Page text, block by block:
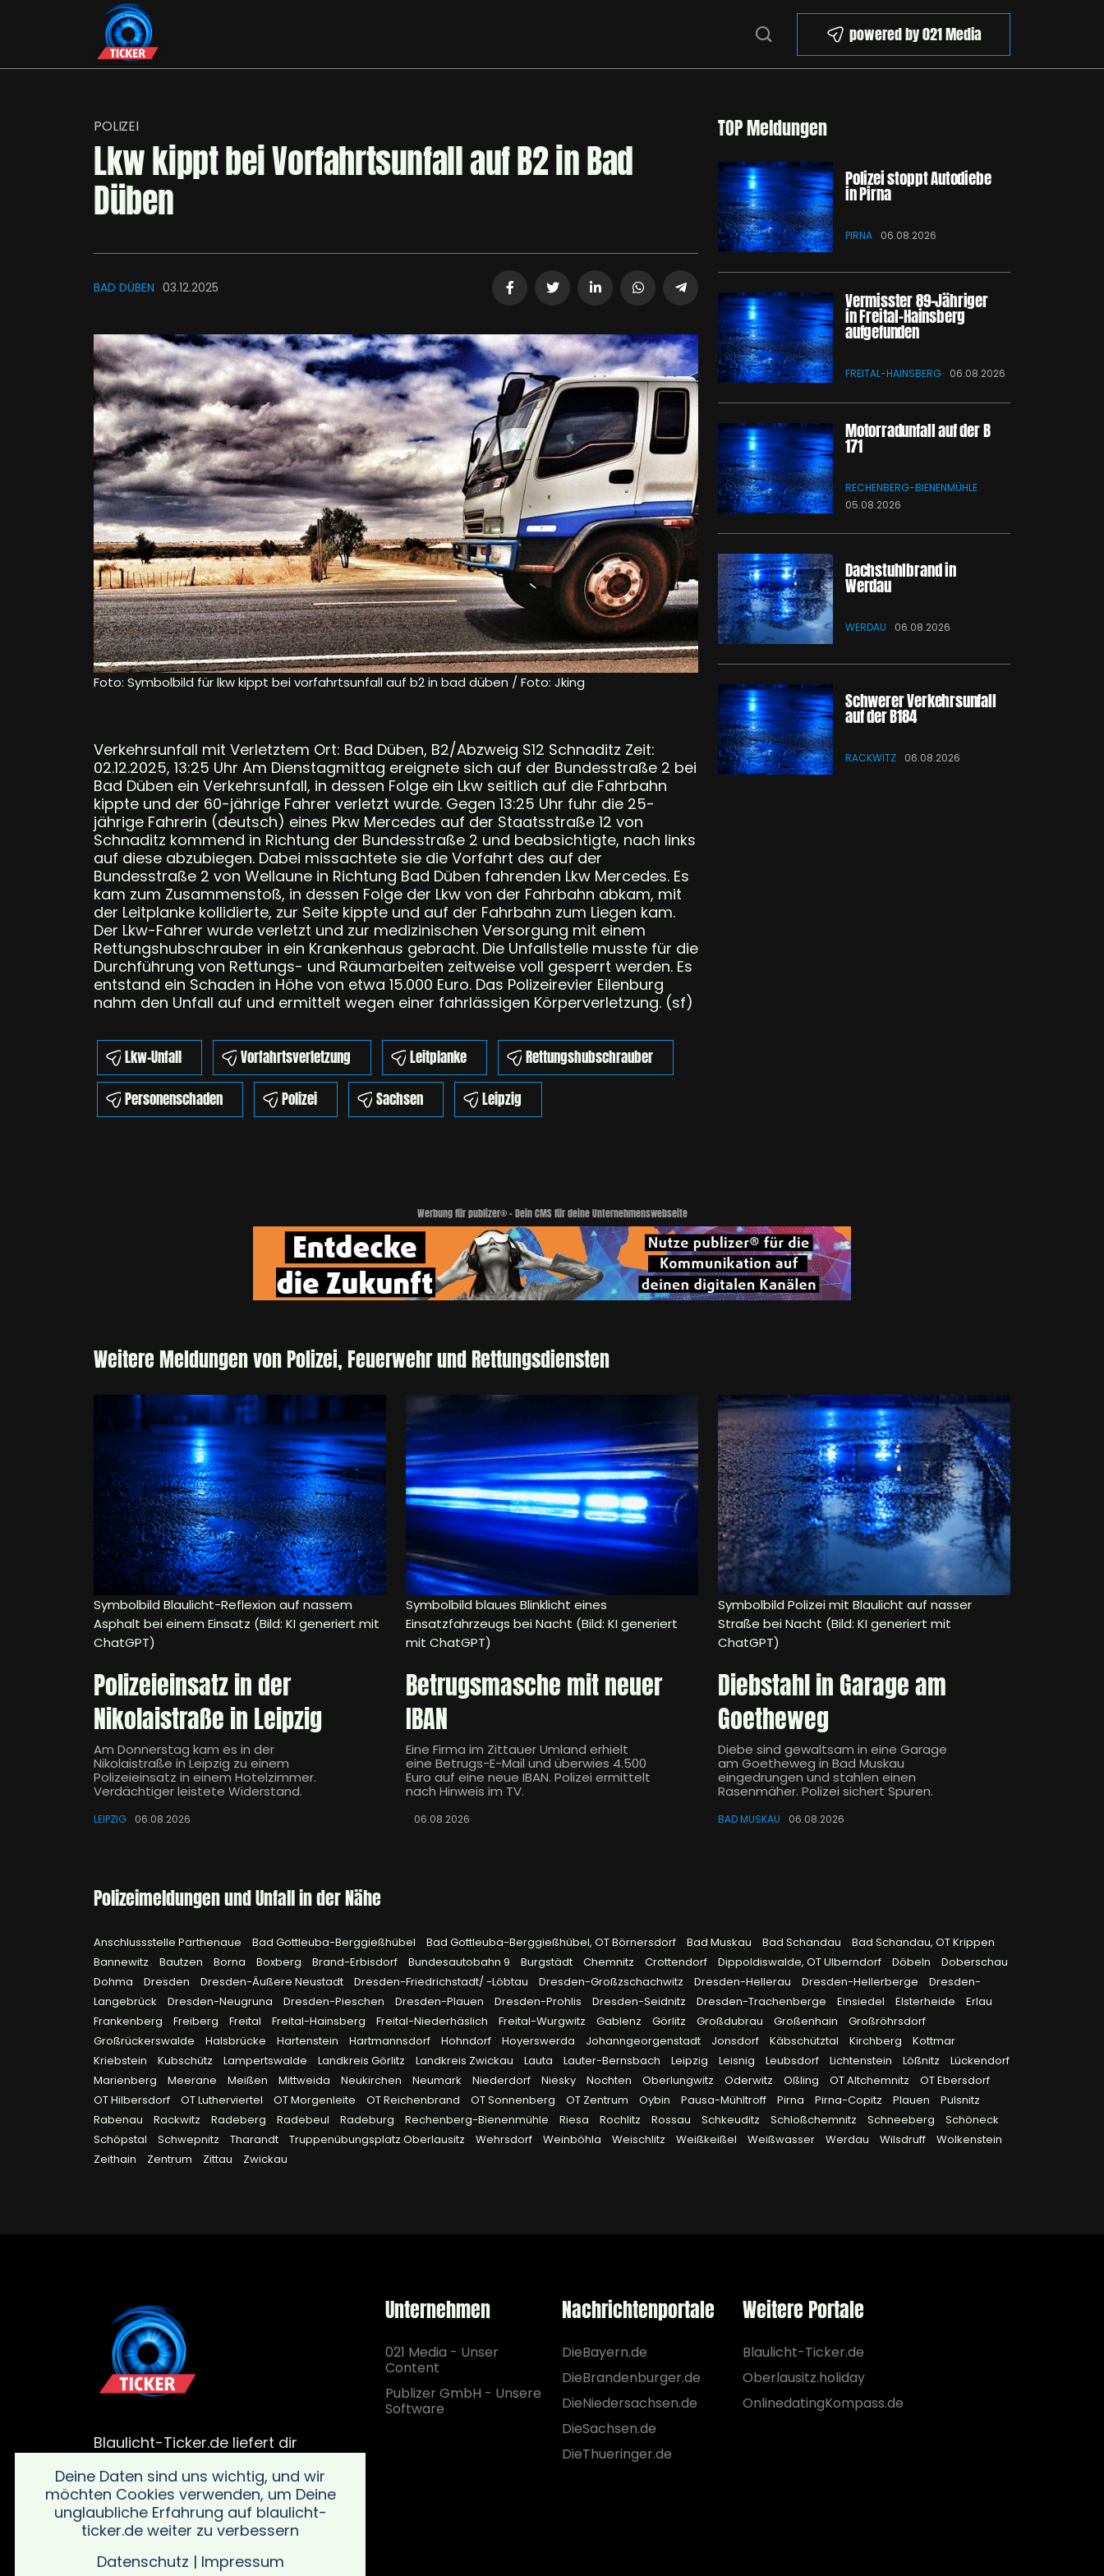
powered by 021 Media
POLIZEI
Lkw kippt bei Vorfahrtsunfall auf B2 in Bad
Düben
BAD DÜBEN 03.12.2025
Foto: Symbolbild für lkw kippt bei vorfahrtsunfall auf b2 in bad düben / Foto: Jking
Verkehrsunfall mit Verletztem Ort: Bad Düben, B2/Abzweig S12 Schnaditz Zeit:
02.12.2025, 13:25 Uhr Am Dienstagmittag ereignete sich auf der Bundesstraße 2 bei
Bad Düben ein Verkehrsunfall, in dessen Folge ein Lkw seitlich auf die Fahrbahn
kippte und der 60-jährige Fahrer verletzt wurde. Gegen 13:25 Uhr fuhr die 25-
jährige Fahrerin (deutsch) eines Pkw Mercedes auf der Staatsstraße 12 von
Schnaditz kommend in Richtung der Bundesstraße 2 und beabsichtigte, nach links
auf diese abzubiegen. Dabei missachtete sie die Vorfahrt des auf der
Bundesstraße 2 von Wellaune in Richtung Bad Düben fahrenden Lkw Mercedes. Es
kam zum Zusammenstoß, in dessen Folge der Lkw von der Fahrbahn abkam, mit
der Leitplanke kollidierte, zur Seite kippte und auf der Fahrbahn zum Liegen kam.
Der Lkw-Fahrer wurde verletzt und zur medizinischen Versorgung mit einem
Rettungshubschrauber in ein Krankenhaus gebracht. Die Unfallstelle musste für die
Durchführung von Rettungs- und Räumarbeiten zeitweise voll gesperrt werden. Es
entstand ein Schaden in Höhe von etwa 15.000 Euro. Das Polizeirevier Eilenburg
nahm den Unfall auf und ermittelt wegen einer fahrlässigen Körperverletzung. (sf)
Lkw-Unfall Vorfahrtsverletzung Leitplanke
Rettungshubschrauber
Personenschaden
Polizei Sachsen Leipzig
TOP Meldungen
Polizei stoppt Autodiebe
in Pirna
PIRNA 06.08.2026
Vermisster 89-Jähriger
in Freital-Hainsberg
aufgefunden
FREITAL-HAINSBERG 06.08.2026
Motorradunfall auf der B
171
RECHENBERG-BIENENMÜHLE
05.08.2026
Dachstuhlbrand in
Werdau
WERDAU 06.08.2026
Schwerer Verkehrsunfall
auf der B184
RACKWITZ 06.08.2026
Werbung für publizer® - Dein CMS für deine Unternehmenswebseite
Weitere Meldungen von Polizei, Feuerwehr und Rettungsdiensten
Symbolbild Blaulicht-Reflexion auf nassem
Asphalt bei einem Einsatz (Bild: KI generiert mit
ChatGPT)
Polizeieinsatz in der
Nikolaistraße in Leipzig
Am Donnerstag kam es in der
Nikolaistraße in Leipzig zu einem
Polizeieinsatz in einem Hotelzimmer.
Verdächtiger leistete Widerstand.
LEIPZIG 06.08.2026
Symbolbild blaues Blinklicht eines
Einsatzfahrzeugs bei Nacht (Bild: KI generiert
mit ChatGPT)
Betrugsmasche mit neuer
IBAN
Eine Firma im Zittauer Umland erhielt
eine Betrugs-E-Mail und überwies 4.500
Euro auf eine neue IBAN. Polizei ermittelt
nach Hinweis im TV.
06.08.2026
Symbolbild Polizei mit Blaulicht auf nasser
Straße bei Nacht (Bild: KI generiert mit
ChatGPT)
Diebstahl in Garage am
Goetheweg
Diebe sind gewaltsam in eine Garage
am Goetheweg in Bad Muskau
eingedrungen und stahlen einen
Rasenmäher. Polizei sichert Spuren.
BAD MUSKAU 06.08.2026
Polizeimeldungen und Unfall in der Nähe
Anschlussstelle Parthenaue Bad Gottleuba-Berggießhübel Bad Gottleuba-Berggießhübel, OT Börnersdorf Bad Muskau Bad Schandau
Bad Schandau, OT Krippen
Bannewitz
Bautzen Borna Boxberg Brand-Erbisdorf Bundesautobahn 9 Burgstädt Chemnitz Crottendorf Dippoldiswalde, OT Ulberndorf Döbeln
Doberschau
Dohma
Dresden Dresden-Äußere Neustadt Dresden-Friedrichstadt/ -Löbtau Dresden-Großzschachwitz Dresden-Hellerau Dresden-Hellerberge
Dresden-
Langebrück
Dresden-Neugruna Dresden-Pieschen Dresden-Plauen Dresden-Prohlis Dresden-Seidnitz Dresden-Trachenberge Einsiedel Elsterheide
Erlau
Frankenberg
Freiberg Freital Freital-Hainsberg Freital-Niederhäslich Freital-Wurgwitz Gablenz Görlitz Großdubrau Großenhain
Großröhrsdorf
Großrückerswalde
Halsbrücke Hartenstein Hartmannsdorf Hohndorf Hoyerswerda Johanngeorgenstadt Jonsdorf Käbschütztal Kirchberg
Kottmar
Kriebstein
Kubschütz Lampertswalde Landkreis Görlitz Landkreis Zwickau Lauta Lauter-Bernsbach Leipzig Leisnig Leubsdorf Lichtenstein Lößnitz
Lückendorf
Marienberg
Meerane Meißen Mittweida Neukirchen Neumark Niederdorf Niesky Nochten Oberlungwitz Oderwitz Oßling OT Altchemnitz
OT Ebersdorf
OT Hilbersdorf
OT Lutherviertel OT Morgenleite OT Reichenbrand OT Sonnenberg OT Zentrum Oybin Pausa-Mühltroff Pirna Pirna-Copitz Plauen
Pulsnitz
Rabenau
Rackwitz Radeberg Radebeul Radeburg Rechenberg-Bienenmühle Riesa Rochlitz Rossau Schkeuditz Schloßchemnitz Schneeberg
Schöneck
Schöpstal
Schwepnitz Tharandt Truppenübungsplatz Oberlausitz Wehrsdorf Weinböhla Weischlitz Weißkeißel Weißwasser Werdau Wilsdruff
Wolkenstein
Zeithain
Zentrum Zittau Zwickau
Blaulicht-Ticker.de liefert dir
Polizei, Feuerwehr und von
Rettungsdiensteinsätze. Bleib
informiert über alle wichtigen
Vorfälle in deiner Region mit
schnellen und verlässlichen
Updates sowie wichtigen
Unternehmen
021 Media - Unser
Content
Publizer GmbH - Unsere
Software
Nachrichtenportale
DieBayern.de
DieBrandenburger.de
DieNiedersachsen.de
DieSachsen.de
DieThueringer.de
Weitere Portale
Blaulicht-Ticker.de
Oberlausitz.holiday
OnlinedatingKompass.de
Deine Daten sind uns wichtig, und wir
möchten Cookies verwenden, um Deine
unglaubliche Erfahrung auf blaulicht-
ticker.de weiter zu verbessern
Datenschutz | Impressum